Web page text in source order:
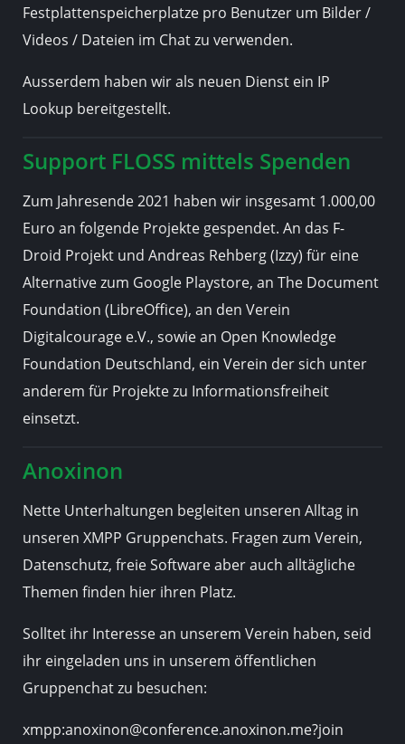
Festplattenspeicherplatze pro Benutzer um Bilder /
Videos / Dateien im Chat zu verwenden.
Ausserdem haben wir als neuen Dienst ein IP
Lookup bereitgestellt.
Support FLOSS mittels Spenden
Zum Jahresende 2021 haben wir insgesamt 1.000,00
Euro an folgende Projekte gespendet. An das F-
Droid Projekt und Andreas Rehberg (Izzy) für eine
Alternative zum Google Playstore, an The Document
Foundation (LibreOffice), an den Verein
Digitalcourage e.V., sowie an Open Knowledge
Foundation Deutschland, ein Verein der sich unter
anderem für Projekte zu Informationsfreiheit
einsetzt.
Anoxinon
Nette Unterhaltungen begleiten unseren Alltag in
unseren XMPP Gruppenchats. Fragen zum Verein,
Datenschutz, freie Software aber auch alltägliche
Themen finden hier ihren Platz.
Solltet ihr Interesse an unserem Verein haben, seid
ihr eingeladen uns in unserem öffentlichen
Gruppenchat zu besuchen:
xmpp:anoxinon@conference.anoxinon.me?join